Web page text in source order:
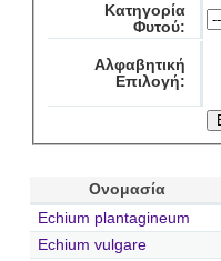
Κατηγορία
Φυτού:
Αλφαβητική
Επιλογή:
Ονομασία
Echium plantagineum
Echium vulgare